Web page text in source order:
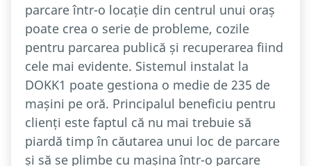
parcare într-o locație din centrul unui oraș
poate crea o serie de probleme, cozile
pentru parcarea publică și recuperarea fiind
cele mai evidente. Sistemul instalat la
DOKK1 poate gestiona o medie de 235 de
mașini pe oră. Principalul beneficiu pentru
clienți este faptul că nu mai trebuie să
piardă timp în căutarea unui loc de parcare
și să se plimbe cu mașina într-o parcare